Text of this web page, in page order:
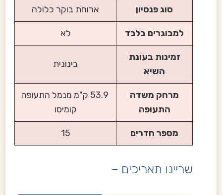
סוג פנסיון ארוחת בוקר כלולה
למבוגרים בלבד לא
זמינות בעונת
השיא
בינונית
מרחק משדה
התעופה
53.9 ק"מ מנמל התעופה
קומיסו
מספר חדרים 15
שריינו תאריכים –